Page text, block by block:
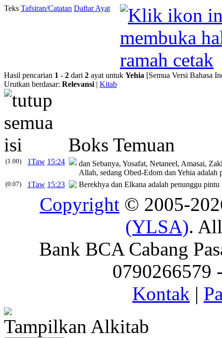
Teks Tafsiran/Catatan Daftar Ayat
Hasil pencarian 1 - 2 dari 2 ayat untuk Yehia [Semua Versi Bahasa
Urutkan berdasar: Relevansi | Kitab
Boks Temuan
(1.00) 1Taw 15:24
dan Sebanya, Yosafat, Netaneel, Amasai,
Allah, sedang Obed-Edom dan Yehia adalah
(0.07) 1Taw 15:23 Berekhya dan Elkana adalah penunggu pintu
Copyright © 2005-
(YLSA).
Bank BCA Cabang
0790266579
Kontak |
Tampilkan Alkitab